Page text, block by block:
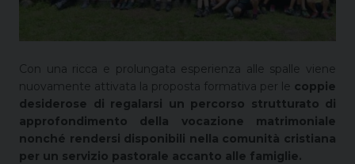
Con una ricca e prolungata esperienza alle spalle viene
nuovamente attivata la proposta formativa per le coppie
desiderose di regalarsi un percorso strutturato di
approfondimento della vocazione matrimoniale
nonché rendersi disponibili nella comunità cristiana
per un servizio pastorale accanto alle famiglie.